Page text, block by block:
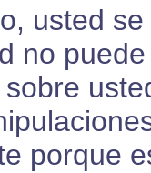
usted
no
porque